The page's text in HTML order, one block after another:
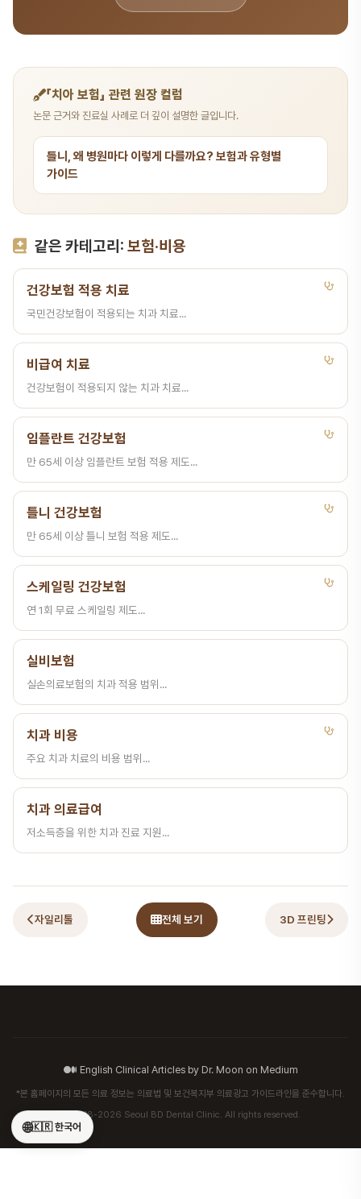
「치아 보험」 관련 원장 컬럼
논문 근거와 진료실 사례로 더 깊이 설명한 글입니다.
틀니, 왜 병원마다 이렇게 다를까요? 보험과 유형별
가이드
같은 카테고리: 보험·비용
건강보험 적용 치료
국민건강보험이 적용되는 치과 치료...
비급여 치료
건강보험이 적용되지 않는 치과 치료...
임플란트 건강보험
만 65세 이상 임플란트 보험 적용 제도...
틀니 건강보험
만 65세 이상 틀니 보험 적용 제도...
스케일링 건강보험
연 1회 무료 스케일링 제도...
실비보험
실손의료보험의 치과 적용 범위...
치과 비용
주요 치과 치료의 비용 범위...
치과 의료급여
저소득층을 위한 치과 진료 지원...
자일리톨 전체 보기 3D 프린팅
English Clinical Articles by Dr. Moon on Medium
*본 홈페이지의 모든 의료 정보는 의료법 및 보건복지부 의료광고 가이드라인을 준수합니다.
© 2018-2026 Seoul BD Dental Clinic. All rights reserved.
🌐🇰🇷 한국어